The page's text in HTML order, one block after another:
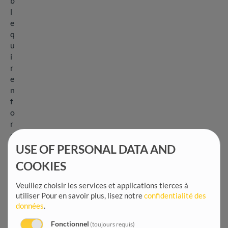
l
e
q
u
i
r
e
n
f
o
r
c
USE OF PERSONAL DATA AND
COOKIES
Veuillez choisir les services et applications tierces à
utiliser Pour en savoir plus, lisez notreconfidentialité des
données.
Fonctionnel (toujours requis)